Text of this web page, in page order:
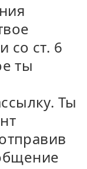
со ст. 6
ты
Ты